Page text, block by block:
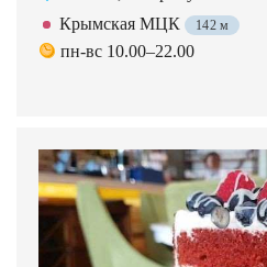
Крымская МЦК
142 м
пн-вс 10.00–22.00